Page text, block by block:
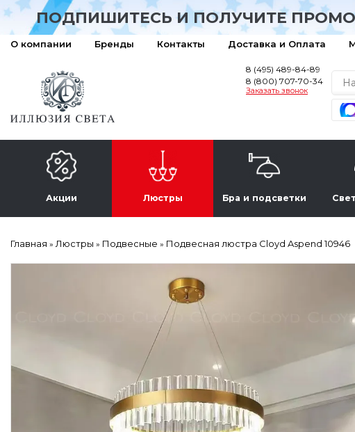
ПОДПИШИТЕСЬ И ПОЛУЧИТЕ
О компании Бренды Контакты Доставка и Оплата
8 (495) 489-84-89
8 (800) 707-70-34
Заказать звонок
Акции Люстры Бра и подсветки
Главная »Люстры » Подвесные » Подвесная люстра Cloyd Aspend 10946